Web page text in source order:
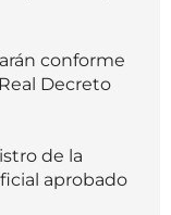
conforme
Decreto
de la
aprobado